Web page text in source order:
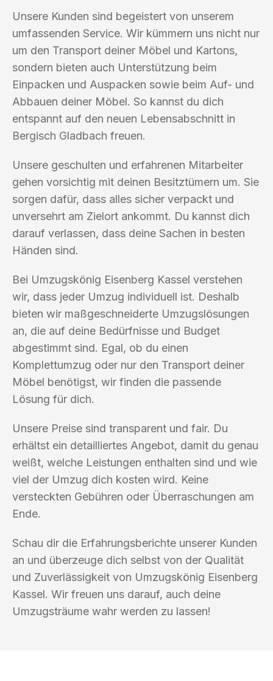
Unsere Kunden sind begeistert von unserem
umfassenden Service. Wir kümmern uns nicht nur
um den Transport deiner Möbel und Kartons,
sondern bieten auch Unterstützung beim
Einpacken und Auspacken sowie beim Auf- und
Abbauen deiner Möbel. So kannst du dich
entspannt auf den neuen Lebensabschnitt in
Bergisch Gladbach freuen.
Unsere geschulten und erfahrenen Mitarbeiter
gehen vorsichtig mit deinen Besitztümern um. Sie
sorgen dafür, dass alles sicher verpackt und
unversehrt am Zielort ankommt. Du kannst dich
darauf verlassen, dass deine Sachen in besten
Händen sind.
Bei Umzugskönig Eisenberg Kassel verstehen
wir, dass jeder Umzug individuell ist. Deshalb
bieten wir maßgeschneiderte Umzugslösungen
an, die auf deine Bedürfnisse und Budget
abgestimmt sind. Egal, ob du einen
Komplettumzug oder nur den Transport deiner
Möbel benötigst, wir finden die passende
Lösung für dich.
Unsere Preise sind transparent und fair. Du
erhältst ein detailliertes Angebot, damit du genau
weißt, welche Leistungen enthalten sind und wie
viel der Umzug dich kosten wird. Keine
versteckten Gebühren oder Überraschungen am
Ende.
Schau dir die Erfahrungsberichte unserer Kunden
an und überzeuge dich selbst von der Qualität
und Zuverlässigkeit von Umzugskönig Eisenberg
Kassel. Wir freuen uns darauf, auch deine
Umzugsträume wahr werden zu lassen!